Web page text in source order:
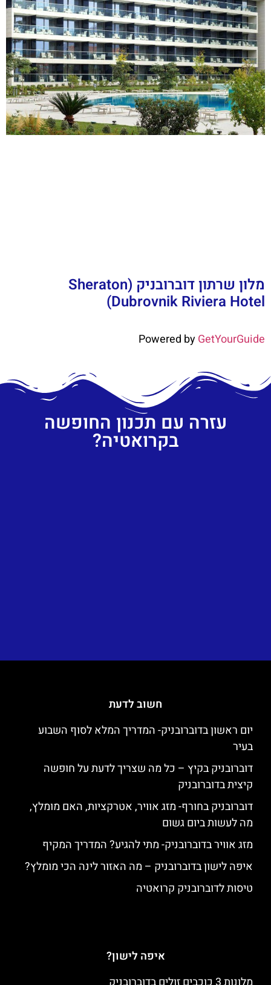
מלון שרתון דוברובניק (Sheraton
Dubrovnik Riviera Hotel)
Powered byGetYourGuide
עזרה עם תכנון החופשה
בקרואטיה?
חשוב לדעת
יום ראשון בדוברובניק- המדריך המלא לסוף השבוע
בעיר
דוברובניק בקיץ – כל מה שצריך לדעת על חופשה
קיצית בדוברובניק
דוברובניק בחורף- מזג אוויר, אטרקציות, האם מומלץ,
מה לעשות ביום גשום
מזג אוויר בדוברובניק- מתי להגיע? המדריך המקיף
איפה לישון בדוברובניק – מה האזור לינה הכי מומלץ?
טיסות לדוברובניק קרואטיה
איפה לישון?